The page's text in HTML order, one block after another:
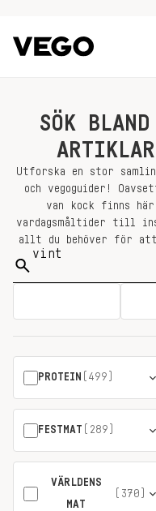
SÖK
Utforska en stor
och vegoguider!
van kock finns
vardagsmåltider till
allt du behöver för att
Sök
på:
PROTEIN (499)
FESTMAT (289)
VÄRLDENS
MAT
(370)